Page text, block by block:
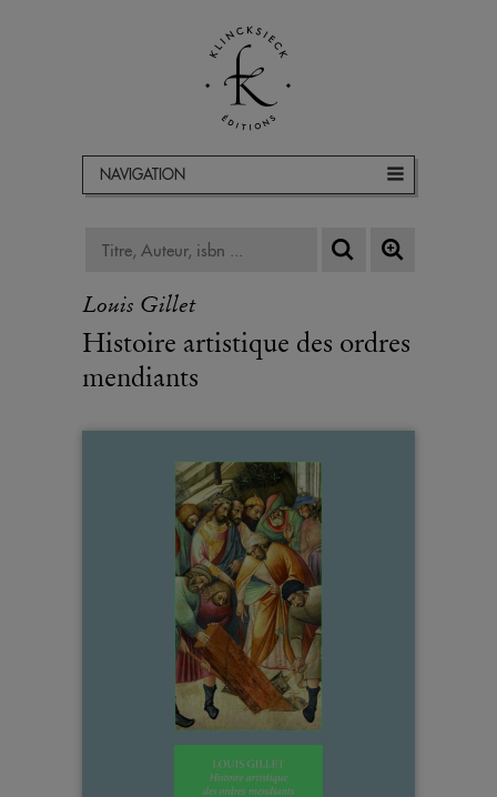
NAVIGATION
Louis Gillet
Histoire artistique des ordres
mendiants